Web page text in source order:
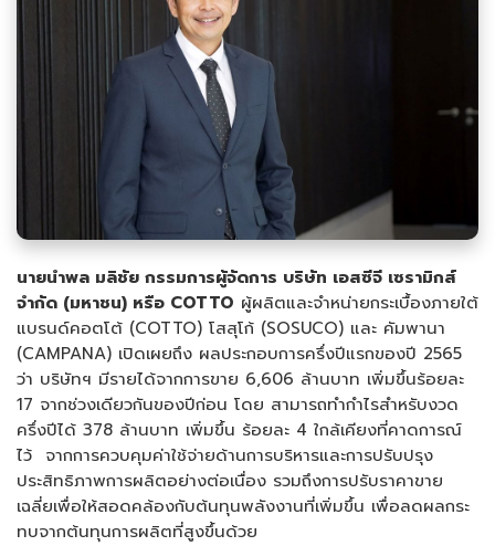
นายนำพล มลิชัย กรรมการผู้จัดการ บริษัท เอสซีจี เซรามิกส์
จำกัด (มหาชน) หรือ COTTO ผู้ผลิตและจำหน่ายกระเบื้องภายใต้
แบรนด์คอตโต้ (COTTO) โสสุโก้ (SOSUCO) และ คัมพานา
(CAMPANA) เปิดเผยถึง ผลประกอบการครึ่งปีแรกของปี 2565
ว่า บริษัทฯ มีรายได้จากการขาย 6,606 ล้านบาท เพิ่มขึ้นร้อยละ
17 จากช่วงเดียวกันของปีก่อน โดย สามารถทำกำไรสำหรับงวด
ครึ่งปีได้ 378 ล้านบาท เพิ่มขึ้น ร้อยละ 4 ใกล้เคียงที่คาดการณ์
ไว้ จากการควบคุมค่าใช้จ่ายด้านการบริหารและการปรับปรุง
ประสิทธิภาพการผลิตอย่างต่อเนื่อง รวมถึงการปรับราคาขาย
เฉลี่ยเพื่อให้สอดคล้องกับต้นทุนพลังงานที่เพิ่มขึ้น เพื่อลดผลกระ
ทบจากต้นทุนการผลิตที่สูงขึ้นด้วย